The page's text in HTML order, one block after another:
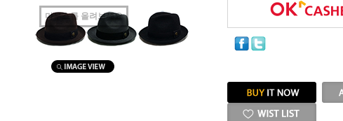
마우스를 올려보세요